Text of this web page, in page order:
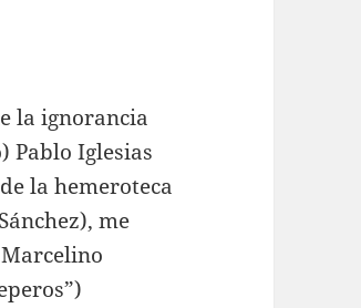
la ignorancia
Pablo Iglesias
la hemeroteca
me